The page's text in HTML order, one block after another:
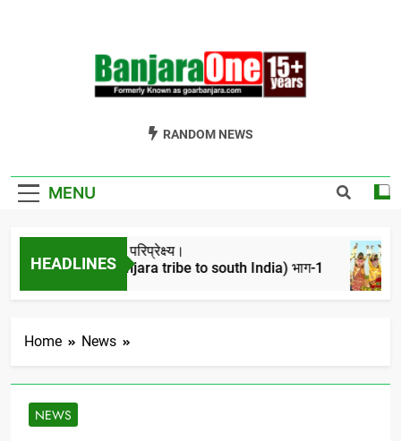
Welcome To
GoarBanjara.com
RANDOM NEWS
MENU
HEADLINES
बंजारो का ऐतिहासिक परिप्रेक्ष्य।
(Migration of banjara tribe to south India) भाग-1
4 Years Ago
Home News
NEWS